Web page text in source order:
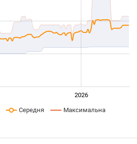
2026
Середня Максимальна